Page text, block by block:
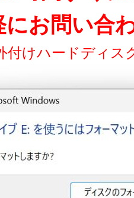
にお問い合
けハードディス